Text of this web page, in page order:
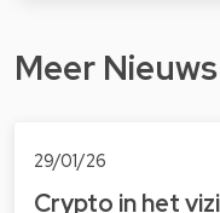
Meer
29/01/26
Crypto in het